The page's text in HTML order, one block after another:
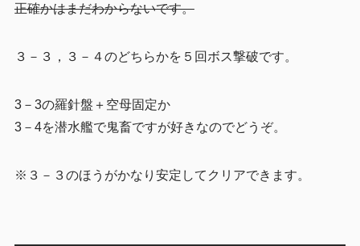
正確かはまだわからないです。
３－３，３－４のどちらかを５回ボス撃破です。
3－3の羅針盤＋空母固定か
3－4を潜水艦で鬼畜ですが好きなのでどうぞ。
※３－３のほうがかなり安定してクリアできます。